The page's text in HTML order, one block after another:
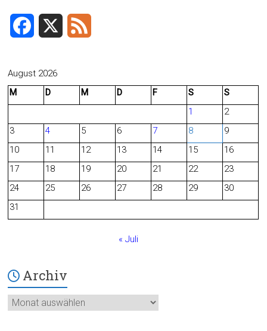
c
b
o
August 2026
M
D M D F S
S
1
2
3
4 5 6 7 8
9
10
11 12 13 14 15
16
17
18 19 20 21 22
23
24
25 26 27 28 29
30
31
« Juli
Archiv
Archiv